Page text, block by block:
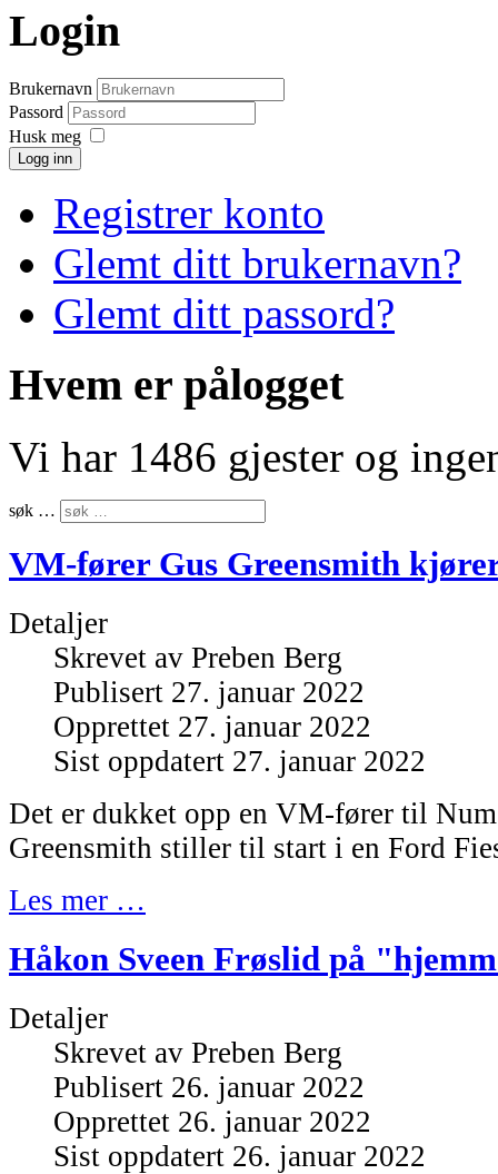
Login
Brukernavn
Passord
Husk meg
Logg inn
Registrer konto
Glemt ditt brukernavn?
Glemt ditt passord?
Hvem er pålogget
Vi har 1486 gjester og
søk …
VM-fører Gus Greensmith
Detaljer
Skrevet av Preben Berg
Publisert 27. januar 2022
Opprettet 27. januar 2022
Sist oppdatert 27. januar 2022
Det er dukket opp en VM-fører til
Greensmith stiller til start i en Ford
Les mer …
Håkon Sveen Frøslid på
Detaljer
Skrevet av Preben Berg
Publisert 26. januar 2022
Opprettet 26. januar 2022
Sist oppdatert 26. januar 2022